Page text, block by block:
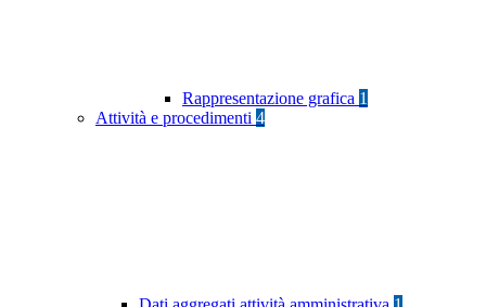
Rappresentazione grafica 1
Attività e procedimenti 4